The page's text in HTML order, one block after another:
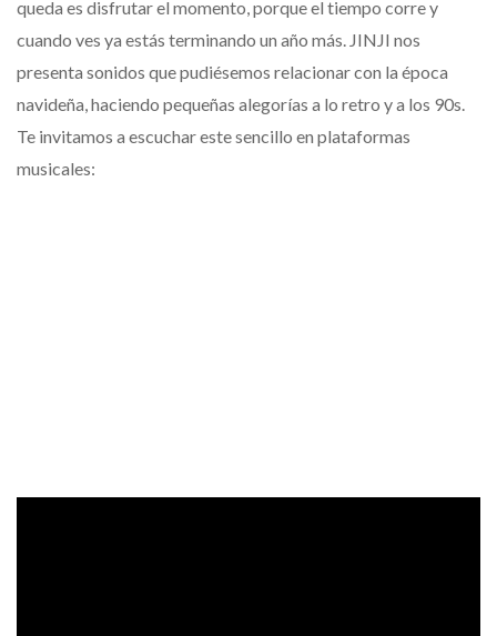
queda es disfrutar el momento, porque el tiempo corre y
cuando ves ya estás terminando un año más. JINJI nos
presenta sonidos que pudiésemos relacionar con la época
navideña, haciendo pequeñas alegorías a lo retro y a los 90s.
Te invitamos a escuchar este sencillo en plataformas
musicales: